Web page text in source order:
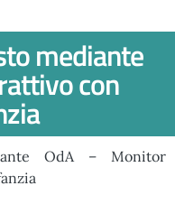
mediante
con
OdA – Monitor